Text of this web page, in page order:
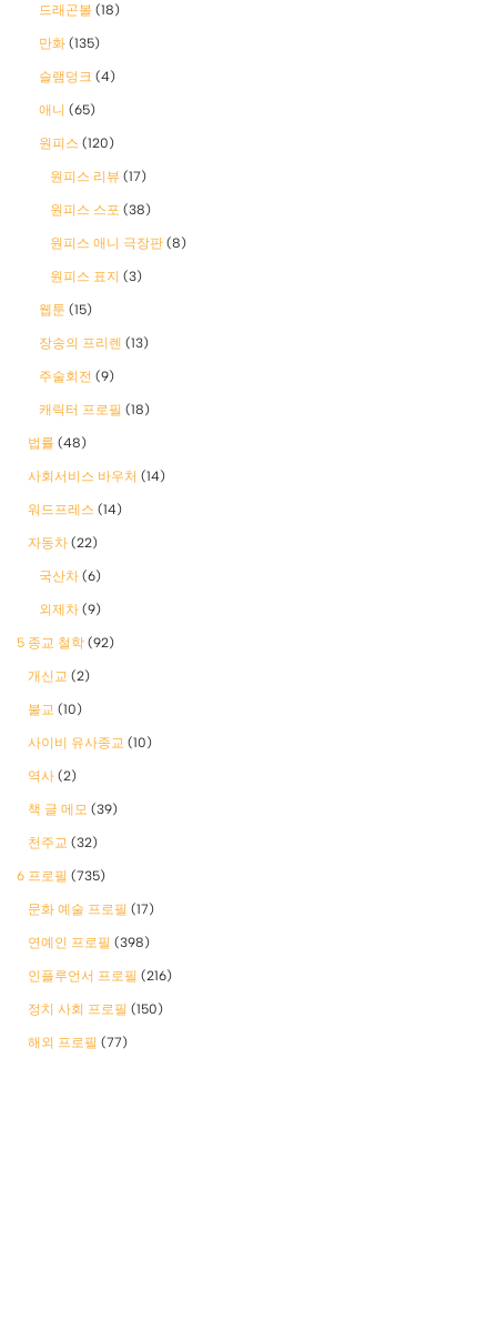
드래곤볼 (18)
만화 (135)
슬램덩크 (4)
애니 (65)
원피스 (120)
원피스 리뷰 (17)
원피스 스포 (38)
원피스 애니 극장판 (8)
원피스 표지 (3)
웹툰 (15)
장송의 프리렌 (13)
주술회전 (9)
캐릭터 프로필 (18)
법률 (48)
사회서비스 바우처 (14)
워드프레스 (14)
자동차 (22)
국산차 (6)
외제차 (9)
5 종교 철학 (92)
개신교 (2)
불교 (10)
사이비 유사종교 (10)
역사 (2)
책 글 메모 (39)
천주교 (32)
6 프로필 (735)
문화 예술 프로필 (17)
연예인 프로필 (398)
인플루언서 프로필 (216)
정치 사회 프로필 (150)
해외 프로필 (77)